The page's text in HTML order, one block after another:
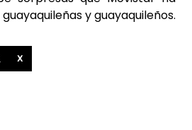
y guayaquileños.
X